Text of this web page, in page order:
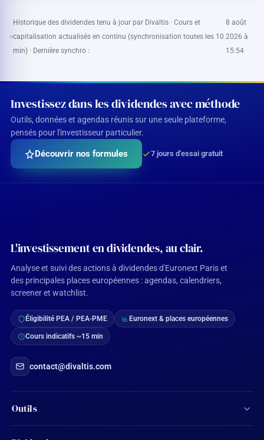
Historique des dividendes tenu à jour par Divaltis · Cours et
capitalisation actualisés en continu (synchronisation toutes les 10
min) · Dernière synchro :
8 août
2026 à
15:54
Investissez dans les dividendes avec méthode
Outils, données et agendas réunis sur une seule plateforme,
pensés pour l'investisseur particulier.
Découvrir nos formules 7 jours d'essai gratuit
L'investissement en dividendes, au clair.
Analyse et suivi des actions à dividendes d'Euronext Paris et
des principales places européennes : agendas, calendriers,
screener et watchlist.
Éligibilité PEA / PEA-PME Euronext & places européennes
Cours indicatifs ~15 min
contact@divaltis.com
Outils
Screener d'actions